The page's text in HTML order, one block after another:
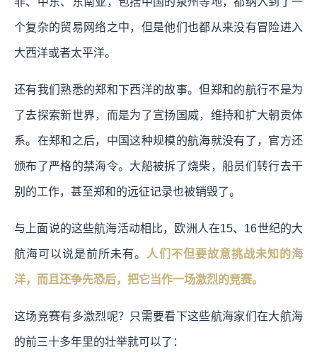
个复杂的贸易网络之中，但是他们也都从来没有冒险进入
大西洋或者太平洋。
还有我们熟悉的郑和下西洋的故事。但郑和的航行不是为
了去探索新世界，而是为了宣扬国威，维持和扩大朝贡体
系。在郑和之后，中国这种规模的航海就没有了，官方还
颁布了严格的禁海令。大船被拆了烧柴，船员们转行去干
别的工作，甚至郑和的远征记录也被销毁了。
与上面说的这些航海活动相比，欧洲人在15、16世纪的大
航海可以说是前所未有。 人们不但要故意挑战未知的海
洋，而且还争先恐后，把它当作一场激烈的竞赛。
这场竞赛有多激烈呢？只需要看下这些航海家们在大航海
的前三十多年里的壮举就可以了：